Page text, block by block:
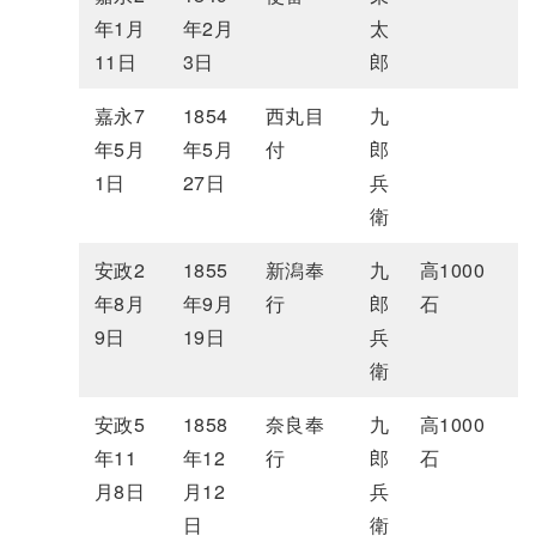
年1月
11日
年2月
3日
太
郎
嘉永7
年5月
1日
1854
年5月
27日
西丸目
付
九
郎
兵
衛
安政2
年8月
9日
1855
年9月
19日
新潟奉
行
九
郎
兵
衛
高1000
石
安政5
年11
月8日
1858
年12
月12
日
奈良奉
行
九
郎
兵
衛
高1000
石